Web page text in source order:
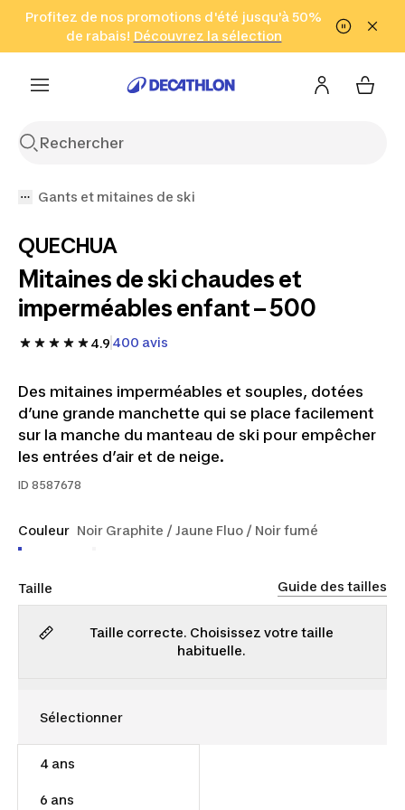
Aller à la recherche Aller au contenu Aller au pied de
Profitez de nos promotions d'été jusqu'à 50%
de rabais! Découvrez la sélection
Cliquez ici
en seulement 2 h!
(Zones sélectionnées)
Gants et mitaines de ski
QUECHUA
Mitaines de ski chaudes et
imperméables enfant – 500
4.9 400 avis
Des mitaines imperméables et souples, dotées
d’une grande manchette qui se place facilement
sur la manche du manteau de ski pour empêcher
les entrées d’air et de neige.
ID 8587678
Couleur Noir Graphite / Jaune Fluo / Noir fumé
Taille Guide des tailles
Taille correcte. Choisissez votre taille
habituelle.
4 ans
6 ans